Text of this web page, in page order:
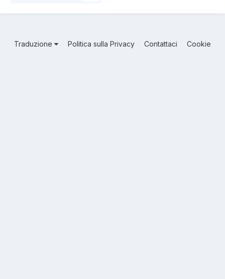
Traduzione Politica sulla Privacy Contattaci Cookie